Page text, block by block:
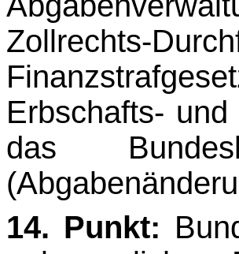
Zollrechts-
Erb­schafts-
das
14. Punkt: